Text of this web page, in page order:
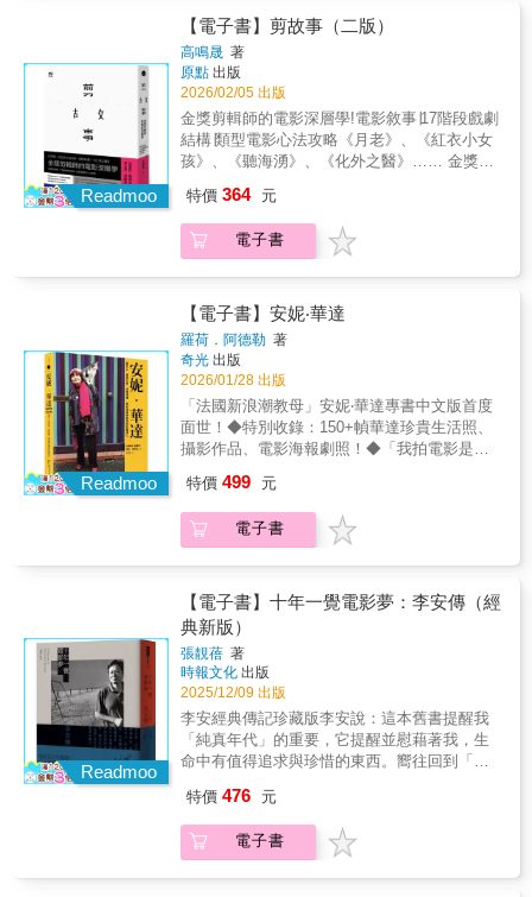
得多。別害怕、別想太多，跑去河邊拍也行，
總之催生出你的創作，並積極拿給別人看吧！
──佃光 導演 / 代表作《水野的歸還》（ミズノ
の帰還）‧拍電影的時候，「主題」並非一開始
就需要的東西，有時會在製作的過程中找到，
有時會在完成之後才撥雲見日。我認為比起主
題更重要的是「意象」。意象不一定是視覺的
世界觀；也可能是具體的場面，或是某一個影
像，或顯示主角的性格和行動的意象也行。導
戲時可進階思考角色為何總是笑著？他露出的
素。──手塚真 導演 / 代表作《白痴》‧我本來
並沒有立志成為「拍電影」的人，但「愛電
影」的心情是一股強大的動力，推動我走到今
日。即使沒有才華、基礎或知識，我認為只要
有「愛」就能拍出好作品。所以如果你喜歡電
影，「想拍拍看電影」的話，請自己試著拍拍
看，努力持續拍下去，總有一天夥伴和成績一
定會找上你！──鬼村悠希 導演 / 代表作《勞動
之於輪迴》（労働オブザ輪廻）專業人士一致
影節總監吳洛纓│金鐘編劇林木材│台灣國際紀
錄片影展策展人東默農│知名編劇講師陳奕凱│
樂咖張道平│世新大學廣播電視電影學系副教授
且她還是強運的晴天娃娃，每次有她參加的長
程找樹的天氣都很好。我想，一定是福爾摩沙
的山神與樹神也很期待她的大作吧！朱賢哲
（導演）臺灣高山無止盡的林相裡，李香秀導
演沿著溪流、時間與意志，穿梭在巨木古老生
命裡。《神木之島》畫面壯闊而敬畏，引領我
們反覆探尋人類與大自然的關係。黃建業（電
社~消失的王國》的時候，該片大量網羅了早期
臺語歌仔戲影片發展的鼎盛時期狀況，其實也
是在電影資料館，搶救臺語電影影人口述歷史
基在：一份對流逝中現實的珍惜感情。李香秀
從戲曲轉移到大自然的感情，也是一種理所當
然的走向。《南方澳海洋紀事》、《黑熊森
林》、《神木之島》，每部都是她創作經年，
不辭勞苦，上山下海的力作，對臺灣大自然的
細心觀察和愛，敬佩之餘同時也誠心強烈推
薦！
阿榮影業股份有限公司／大禾電影有限公司
流，發現自己的潛力，從而達到自我認識的深
化。書中列舉了許多頗為實用的技巧，比如如
何分配和安排寫作時間，作者以貼身指導的方
式，替你將每一天拆解成小單位、專注3小時，
就能逐步完成故事，甚至告訴你如何透過8分鐘
寫作法，迅速完成一個段落。寫作過程沒有想
像中的艱苦，因為第8天，作者說你可以休息一
天。書中也告訴你，如何提煉電影的主題，甚
至如何改善寫作環境等等。作者尤其針對編劇
析，甚至直率的說出：「創作瓶頸只是你的幌
子」這樣的話。接著，用過來人的角度提供各
種行之有效的解決方案；同時，管得很廣、也
怎麼在埋頭寫作時，還繳得起房租？當你必須
熬夜時該對伴侶說什麼？ 一如書中一開始就說
的，劇本寫作關乎內心世界與外在環境，打點
好了一切，接下來要做的，就是用輕快搞定你
的劇本吧！【影劇圈編劇「放手去寫」推薦】
「我承認──完美主義成了我的絆腳石，我一拖
再拖，遲遲不能動筆。而維琪寫的「別想太
藥。」──艾美．哈里斯（Amy Harris），影集
《欲望城市》（Sex and the City）、電影《幸
運之吻》（Just My Luck）編劇「維琪邀我為
始它就一直在我的書架上。」。把這本書奉為
聖經這麼多年後，我終於得見維琪本人。幸運
地，我們成了朋友。有了這本書，你將找到內
心的光芒，打開它，你會愛上你的文字。」──
艾倫‧珊德勒（Ellen Sandler）「電視編劇手
冊」作者，電視劇《大家都愛雷蒙》執行製作
人「當年，我是意氣風發的美國南伊利諾大學
電影學院畢業生，我站在一間很大的連鎖書店
前，看到一本搶眼的紅皮書。維琪的《21天搞
定你的劇本》。只用短短幾頁就藏了實用的編
動我立刻著手寫作。回顧我多年來成為成功的
好萊塢編劇、製片和導演的歷程，我對維琪充
滿無比感激，她解開我早年對編劇的疑惑，同
此書，向哥吉拉及其台前幕後團隊致敬——導
演、編劇、特效魔法師、卡司與怪獸裝裡面的
特技演員——也帶我們細心欣賞讓哥吉拉登上
大銀幕、征服全世界的百變技藝。哥吉拉從日
本電影走向全世界，它被公認為最經典也最具
影響力的電影怪獸角色之一。這本書電影藝術
書深入探索了這個角色一路上吼聲隆隆、歷經
★邪典大師約翰‧卡本特前言★曾出演六部哥吉
拉電影的小高惠美前言★《哥吉拉-1.0》導演山
崎貴訪談★《哥吉拉 摩斯拉 王者基多拉：大怪
約翰‧卡本特：「它們都跟當年的美式科幻電影
不同，而且在巨大奇妙生物的世界裡啟發我們
狂野的想像力。影評人從來不尊重這些作品。
他們看不懂，但是坐在二樓觀眾席上的我們
懂。……現在您手上拿的就是日本怪獸之王的
全史，由兩位類型片的歷史專家撰寫。當然，
這是對影響力無與倫比的電影怪獸實至名歸的
致敬。」小高惠美：「總會覺得哥吉拉以某種
深奧的方式被很母性的東西，像是母親地球支
感覺，我認為這很像日本。」山崎貴：「我認
為哥吉拉是個祟神，受到詛咒的神明。這是個
很日本的概念。意思是某人在過去遭受虐待或
……拍完這部片之後，我覺得這就像安撫祟神
的儀式。我相信這是哥吉拉電影能夠拍這麼多
年的原因之一——為了儀式。」富山省吾（東
寶執行製作人）：「我希望以哥吉拉為借鏡，
我們能夠保護這個世界免於毀滅。……透過哥
吉拉跟全世界的人們連接——我深深相信本書
會是這個目標的最佳指引。」！震懾推薦 ！重
點就在括號裡（文字工作者）特製隊（台灣特
國文化所副教授）龍貓大王（影評）「這本書
會是你的哥吉拉聖壇上最棒的供品，因為它從
第一頁就精彩得難以置信。……這甚至不只是
一本關於哥吉拉的書，而更是一本紀錄70年電
師、明星卡司與特技演員的創意與技藝✦哥吉
拉第一次飛？第一次講話？第一位女性編劇？
為什麼集結東寶宇宙總共11隻怪獸的《怪獸總
進擊》是哥吉拉電影的巔峰，也是怪獸電影史
的分水嶺？從昭和、平成、千禧年、動畫到
《-1.0》，細數日版哥吉拉32部影視作品 哥吉
拉為何歷久不衰？是可怕、可愛？還是幕前幕
後都認真得恐怖……哥吉拉代表了一頭電影怪
獸，也是怪獸電影的鼻祖它駭人、全能、橫行
敘述了從1954年的初代哥吉拉到2024年榮獲奧
斯卡獎的《哥吉拉–1.0》，如何創作、設計、
拍攝，並且不斷進化，回顧東寶的鎮山之寶哥
吉拉七十年來摧毀城市、與怪獸互毆、天下大
亂、愈戰愈勇的困難與意義。謹以此書，向哥
吉拉及其台前幕後團隊致敬——導演、編劇、
特效魔法師、卡司與怪獸裝裡面的特技演員
——也帶我們細心欣賞讓哥吉拉登上大銀幕、
征服全世界的百變技藝。哥吉拉從日本電影走
向全世界，它被公認為最經典也最具影響力的
電影怪獸角色之一。這本書電影藝術書深入探
索了這個角色一路上吼聲隆隆、歷經了重重考
驗、越戰越勇的史詩之旅。特別收錄★邪典大
師約翰‧卡本特前言★曾出演六部哥吉拉電影的
小高惠美前言★《哥吉拉-1.0》導演山崎貴訪談
17段幕後花絮揭祕，27則哥吉拉小知識約翰‧卡
本特：「它們都跟當年的美式科幻電影不同，
而且在巨大奇妙生物的世界裡啟發我們狂野的
想像力。影評人從來不尊重這些作品。他們看
不懂，但是坐在二樓觀眾席上的我們懂。……
現在您手上拿的就是日本怪獸之王的全史，由
兩位類型片的歷史專家撰寫。當然，這是對影
響力無與倫比的電影怪獸實至名歸的致敬。」
小高惠美：「總會覺得哥吉拉以某種深奧的方
式被很母性的東西，像是母親地球支持著。
我認為這很像日本。」山崎貴：「我認為哥吉
拉是個祟神，受到詛咒的神明。這是個很日本
的概念。意思是某人在過去遭受虐待或傷害，
Readmoo
【電子書】剪故事（二版）
高鳴晟 著
原點 出版
2026/02/05 出版
金獎剪輯師的電影深層學!電影敘事∣17階段戲劇
結構∣類型電影心法攻略《月老》、《紅衣小女
孩》、《聽海湧》、《化外之醫》…… 金獎剪
能逼出觀眾的大把眼淚？怎樣的主角才能全程
吸引人？剪輯師如何看新手編劇常犯的八大錯
誤？電影如何以真造假，以假亂真？一次弄懂
事關鍵操作！《寄生上流》、《后翼棄兵》、
《小丑》、《雲端情人》等暢銷影劇實例解說
▋剪輯師的真心話大冒險→電影拍不好，究竟
誰才是兇手？→剪輯師除了要演主角，還得演
觀眾、演環境。→剪輯師要會入戲，也要學會
出戲。→說剪輯師是一部片子的第二導演，這
不是過譽，根本就是在瞎掰！ →剛開始接觸這
個行業的剪輯師們，應該時常被修改影片的要
求搞得很煩吧！我也是但後來領悟到一個道
究竟常犯哪八種錯誤？什麼樣的戲會被剪輯師
留下來？什麼樣的戲是在剪輯的階段會被刪除
的？→你的作品不是你的孩子，你的孩子才
是一個產品。▋電影敘事，剪輯可以幫忙的
是……→要了解，電影其實是「以真造假，以
假亂真」→處理電影敘事的時候，控制觀眾的
「視覺焦點」是最重要的事情。→善用「蒙太
奇效應」，讓兩個不同的事物，並置在一起產
生了新的意義。→剪輯可以控制觀眾看畫面的
哪個地方，而觀眾看到了什麼，就會想到什
麼；觀眾想到什麼，故事就會是什麼。→敘事
用強大的氣勢壓過去，去矇騙、嚇唬觀眾、帶
領觀眾才是電影敘事的常態。→電影敘事的引
擎並不是創作者，而是觀眾的大腦！→觀眾在
電影院裡所掉下的每一滴眼淚，都來自於觀眾
特價 364 元
電子書
Readmoo
【電子書】安妮‧華達
羅荷．阿德勒 著
奇光 出版
2026/01/28 出版
「法國新浪潮教母」安妮‧華達專書中文版首度
面世！◆特別收錄：150+幀華達珍貴生活照、
攝影作品、電影海報劇照！◆「我拍電影是為
馬丁‧史柯西斯讚譽她：「電影諸神之一。」
2017年，她獲頒奧斯卡終身成就獎，是首位獲
得該殊榮的女性導演。2018年，90歲的她以
選百大女導演，華達為榜單中最多作品的導
演，共有6部上榜。她是導演、編劇、演員、製
片人、攝影師、視覺藝術家，作品橫跨電影、
紀錄片、短片、電視，一生創作不輟，獲獎無
數，革新影像世界。安妮‧華達充滿愛與熱情的
非凡創作人生，透過本書帶給我們無限省思和
啟發。◆法國亞馬遜書店讀者5顆星好評推薦！
◆電影導演安妮‧華達（1928-2019）以其獨特
的影像風格徹底改變了電影界，不僅引領法國
新浪潮，也深刻影響美國獨立電影。作家及歷
德勒深入探討華達迷人的一生和令人難忘的作
品。◆本書追溯華達的豐厚遺產，捕捉她作為
傑出電影人、富有創造力的攝影師及裝置藝術
特價 499 元
電子書
Readmoo
【電子書】十年一覺電影夢：李安傳（經
典新版）
張靚蓓 著
時報文化 出版
2025/12/09 出版
李安經典傳記珍藏版李安說：這本舊書提醒我
「純真年代」的重要，它提醒並慰藉著我，生
命中有值得追求與珍惜的東西。嚮往回到「樂
生涯前十年的第一個大高潮，感覺上，《臥虎
藏龍》真是一個階段的總結，一切並非故意，
而是自然發展的結果，如今看來，還真是「十
特價 476 元
電子書